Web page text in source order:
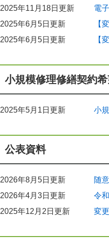
2025年11月18日更新
電
2025年6月5日更新
【
2025年6月5日更新
【
小規模修理修繕契約
2025年5月1日更新 小
公表資料
2026年8月5日更新
随
2026年4月3日更新
令
2025年12月2日更新
変